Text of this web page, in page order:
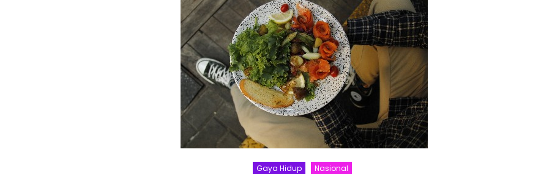
9
Hotel
ASTON
Priority
Simatupang,
Bagikan
Donasi,
Coklat
dan
Menginap
Gratis
Gaya Hidup Nasional